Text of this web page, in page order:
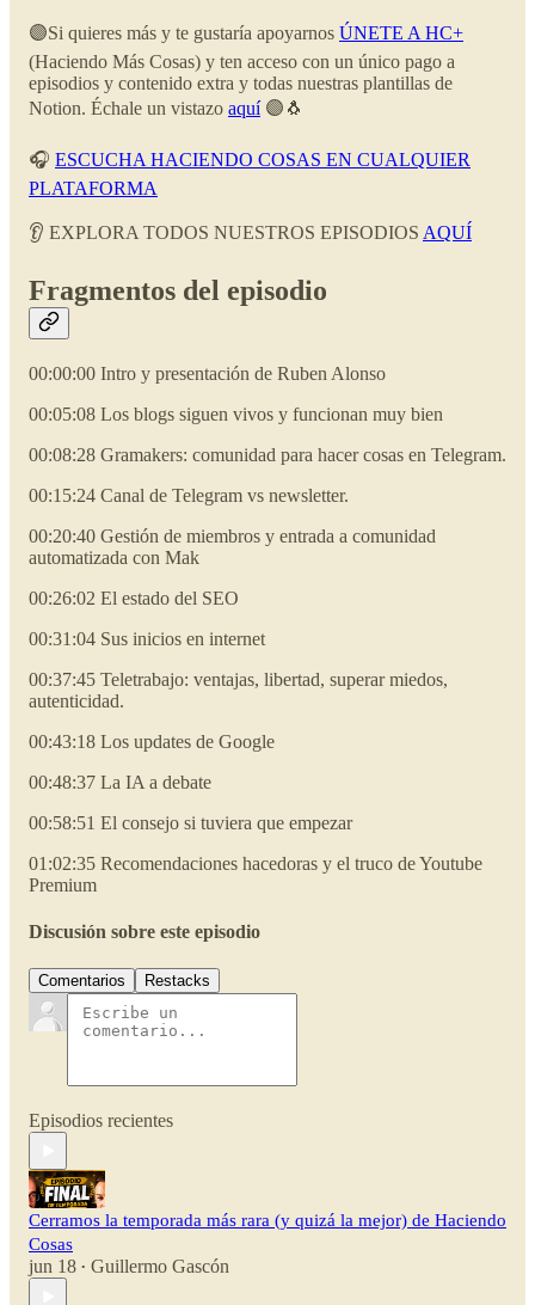
🟣Si quieres más y te gustaría apoyarnos ÚNETE A HC+
(Haciendo Más Cosas) y ten acceso con un único pago a
episodios y contenido extra y todas nuestras plantillas de
Notion. Échale un vistazo aquí🟣🐧
🎧 ESCUCHA HACIENDO COSAS EN CUALQUIER
PLATAFORMA
👂 EXPLORA TODOS NUESTROS EPISODIOS AQUÍ
Fragmentos del episodio
00:00:00 Intro y presentación de Ruben Alonso
00:05:08 Los blogs siguen vivos y funcionan muy bien
00:08:28 Gramakers: comunidad para hacer cosas en Telegram.
00:15:24 Canal de Telegram vs newsletter.
00:20:40 Gestión de miembros y entrada a comunidad
automatizada con Mak
00:26:02 El estado del SEO
00:31:04 Sus inicios en internet
00:37:45 Teletrabajo: ventajas, libertad, superar miedos,
autenticidad.
00:43:18 Los updates de Google
00:48:37 La IA a debate
00:58:51 El consejo si tuviera que empezar
01:02:35 Recomendaciones hacedoras y el truco de Youtube
Premium
Discusión sobre este episodio
Comentarios Restacks
Episodios recientes
Cerramos la temporada más rara (y quizá la mejor) de Haciendo
Cosas
jun 18 • Guillermo Gascón